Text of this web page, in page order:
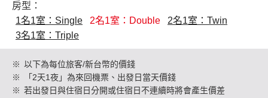
房型：
1名1室：Single
2名1室：Double
2名1室：Twin
3名1室：Triple
※ 以下為每位旅客/新台幣的價錢
※
「2天1夜」為來回機票、出發日當天價錢
※ 若出發日與住宿日分開或住宿日不連續時將會產生價差